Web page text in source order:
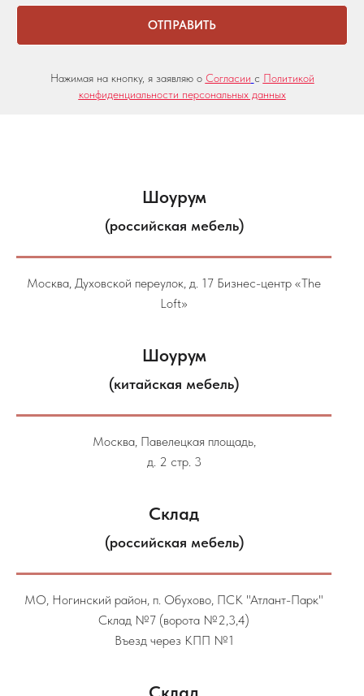
ОТПРАВИТЬ
Нажимая на кнопку, я заявляю о Согласии с Политикой
конфиденциальности персональных данных
Шоурум
(российская мебель)
Москва, Духовской переулок, д. 17 Бизнес-центр «The
Loft»
Шоурум
(китайская мебель)
Москва, Павелецкая площадь,
д. 2 стр. 3
Склад
(российская мебель)
МО, Ногинский район, п. Обухово, ПСК "Атлант-Парк"
Склад №7 (ворота №2,3,4)
Въезд через КПП №1